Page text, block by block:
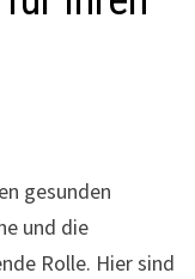
gesunden
und die
Rolle. Hier sind